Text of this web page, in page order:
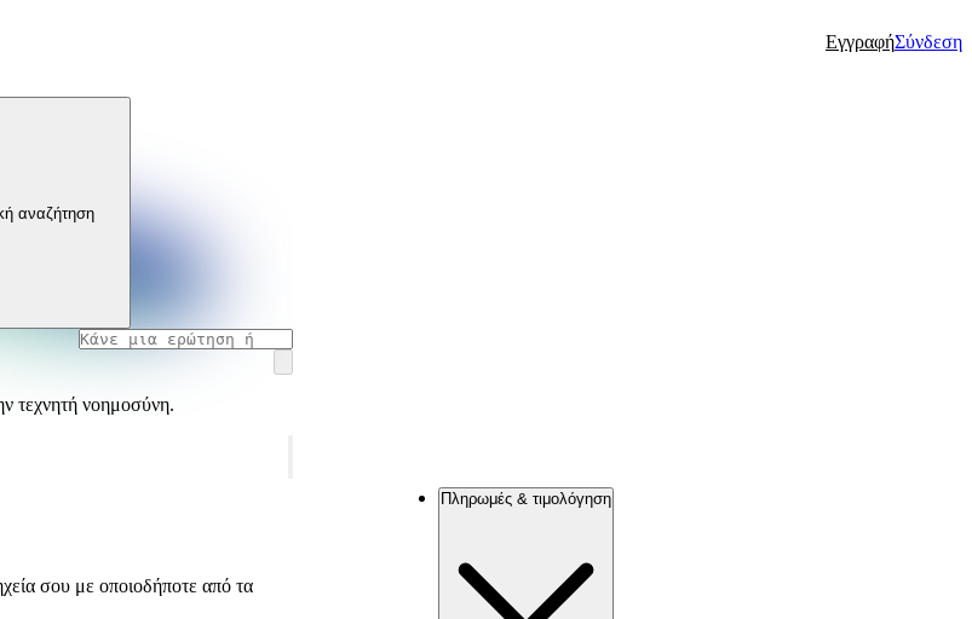
ΕγγραφήΣύνδεση
αναζήτηση
τεχνητή νοημοσύνη.
σου με οποιοδήποτε από τα
Πληρωμές & τιμολόγηση